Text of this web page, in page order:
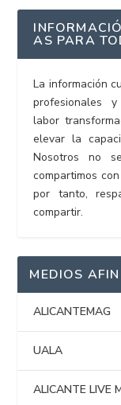
AS PARA
La información
profesionales
labor
elevar la
Nosotros no
compartimos
por tanto,
compartir.
MEDIOS
ALICANTEMAG
UALA
ALICANTE LIVE